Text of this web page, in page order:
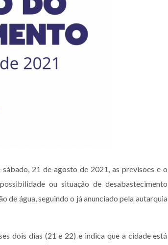
21 de agosto de 2021, as previsões e o
ou situação de desabastecimento
de água, seguindo o já anunciado pela autarquia
dois dias (21 e 22) e indica que a cidade está